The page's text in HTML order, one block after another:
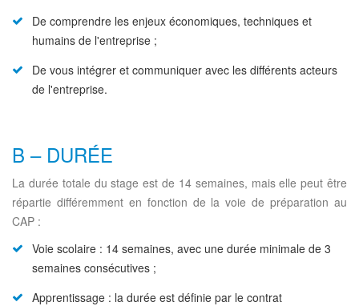
De comprendre les enjeux économiques, techniques et
humains de l'entreprise ;
De vous intégrer et communiquer avec les différents acteurs
de l'entreprise.
B – DURÉE
La durée totale du stage est de 14 semaines, mais elle peut être
répartie différemment en fonction de la voie de préparation au
CAP :
Voie scolaire : 14 semaines, avec une durée minimale de 3
semaines consécutives ;
Apprentissage : la durée est définie par le contrat